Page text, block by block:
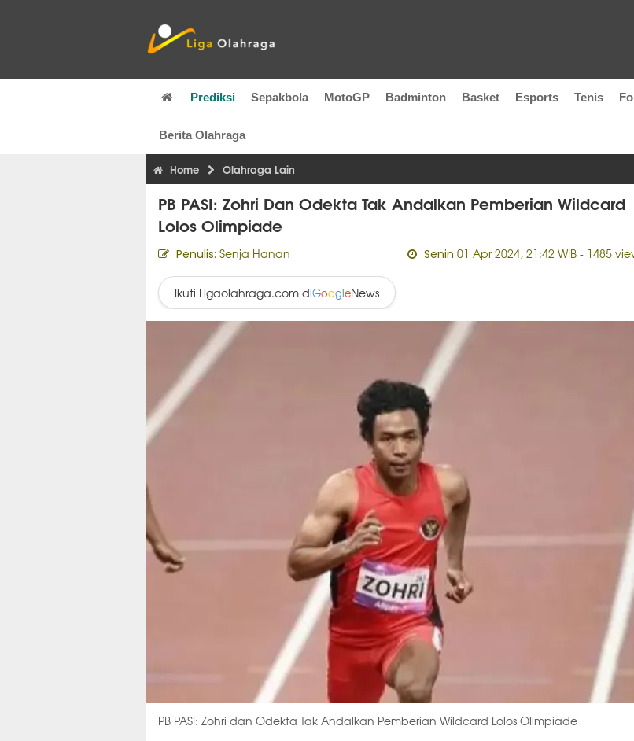
Prediksi Sepakbola MotoGP Badminton Basket Esports Tenis
Berita Olahraga
Home Olahraga Lain
PB PASI: Zohri Dan Odekta Tak Andalkan Pemberian Wildcard
Lolos Olimpiade
Penulis: Senja Hanan Senin 01 Apr 2024, 21:42 WIB- 1485
Ikuti Ligaolahraga.com diGoogleNews
PB PASI: Zohri dan Odekta Tak Andalkan Pemberian Wildcard Lolos Olimpiade